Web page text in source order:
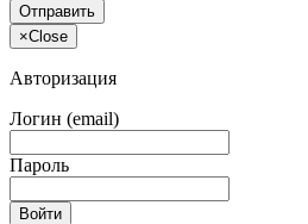
Отправить
×Close
Авторизация
Логин (email)
Пароль
Войти